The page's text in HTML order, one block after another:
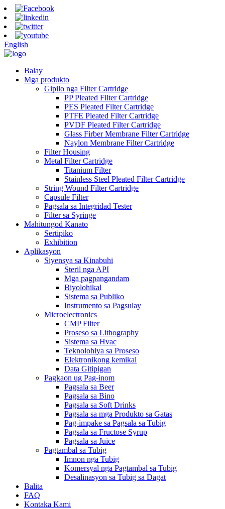
English
Balay
Mga produkto
Gipilo nga Filter Cartridge
PP Pleated Filter Cartridge
PES Pleated Filter Cartridge
PTFE Pleated Filter Cartridge
PVDF Pleated Filter Cartridge
Glass Firber Membrane Filter Cartridge
Naylon Membrane Filter Cartridge
Filter Housing
Metal Filter Cartridge
Titanium Filter
Stainless Steel Pleated Filter Cartridge
String Wound Filter Cartridge
Capsule Filter
Pagsala sa Integridad Tester
Filter sa Syringe
Mahitungod Kanato
Sertipiko
Exhibition
Aplikasyon
Siyensya sa Kinabuhi
Steril nga API
Mga pagpangandam
Biyolohikal
Sistema sa Publiko
Instrumento sa Pagsulay
Microelectronics
CMP Filter
Proseso sa Lithography
Sistema sa Hvac
Teknolohiya sa Proseso
Elektronikong kemikal
Data Gitipigan
Pagkaon ug Pag-inom
Pagsala sa Beer
Pagsala sa Bino
Pagsala sa Soft Drinks
Pagsala sa mga Produkto sa Gatas
Pag-impake sa Pagsala sa Tubig
Pagsala sa Fructose Syrup
Pagsala sa Juice
Pagtambal sa Tubig
Imnon nga Tubig
Komersyal nga Pagtambal sa Tubig
Desalinasyon sa Tubig sa Dagat
Balita
FAQ
Kontaka Kami